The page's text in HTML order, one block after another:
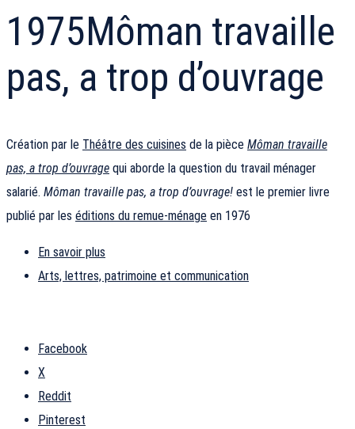
1975Môman travaille
pas, a trop d’ouvrage
Création par le Théâtre des cuisines de la pièce Môman travaille
pas, a trop d’ouvrage qui aborde la question du travail ménager
salarié. Môman travaille pas, a trop d’ouvrage! est le premier livre
publié par les éditions du remue-ménage en 1976
En savoir plus
Arts, lettres, patrimoine et communication
Facebook
X
Reddit
Pinterest